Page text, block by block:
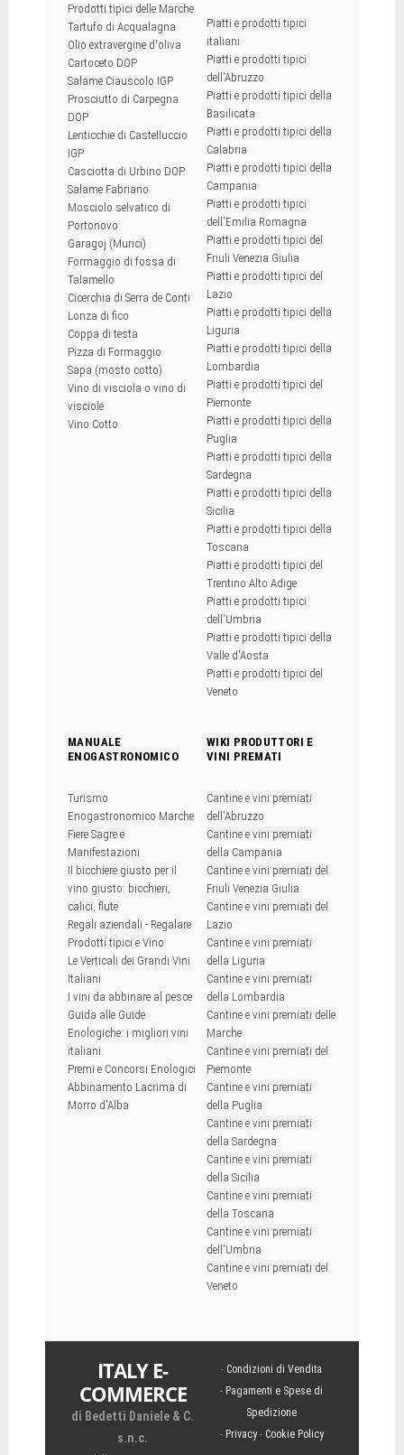
Prodotti tipici delle Marche
Tartufo di Acqualagna
Olio extravergine d'oliva
Cartoceto DOP
Salame Ciauscolo IGP
Prosciutto di Carpegna
DOP
Lenticchie di Castelluccio
IGP
Casciotta di Urbino DOP
Salame Fabriano
Mosciolo selvatico di
Portonovo
Garagoj (Murici)
Formaggio di fossa di
Talamello
Cicerchia di Serra de Conti
Lonza di fico
Coppa di testa
Pizza di Formaggio
Sapa (mosto cotto)
Vino di visciola o vino di
visciole
Vino Cotto
Piatti e prodotti tipici
italiani
Piatti e prodotti tipici
dell'Abruzzo
Piatti e prodotti tipici della
Basilicata
Piatti e prodotti tipici della
Calabria
Piatti e prodotti tipici della
Campania
Piatti e prodotti tipici
dell'Emilia Romagna
Piatti e prodotti tipici del
Friuli Venezia Giulia
Piatti e prodotti tipici del
Lazio
Piatti e prodotti tipici della
Liguria
Piatti e prodotti tipici della
Lombardia
Piatti e prodotti tipici del
Piemonte
Piatti e prodotti tipici della
Puglia
Piatti e prodotti tipici della
Sardegna
Piatti e prodotti tipici della
Sicilia
Piatti e prodotti tipici della
Toscana
Piatti e prodotti tipici del
Trentino Alto Adige
Piatti e prodotti tipici
dell'Umbria
Piatti e prodotti tipici della
Valle d'Aosta
Piatti e prodotti tipici del
Veneto
MANUALE
ENOGASTRONOMICO
Turismo
Enogastronomico Marche
Fiere Sagre e
Manifestazioni
Il bicchiere giusto per il
vino giusto: bicchieri,
calici, flute
Regali aziendali - Regalare
Prodotti tipici e Vino
Le Verticali dei Grandi Vini
Italiani
I vini da abbinare al pesce
Guida alle Guide
Enologiche: i migliori vini
italiani
Premi e Concorsi Enologici
Abbinamento Lacrima di
Morro d'Alba
WIKI PRODUTTORI E
VINI PREMATI
Cantine e vini premiati
dell'Abruzzo
Cantine e vini premiati
della Campania
Cantine e vini premiati del
Friuli Venezia Giulia
Cantine e vini premiati del
Lazio
Cantine e vini premiati
della Liguria
Cantine e vini premiati
della Lombardia
Cantine e vini premiati delle
Marche
Cantine e vini premiati del
Piemonte
Cantine e vini premiati
della Puglia
Cantine e vini premiati
della Sardegna
Cantine e vini premiati
della Sicilia
Cantine e vini premiati
della Toscana
Cantine e vini premiati
dell'Umbria
Cantine e vini premiati del
Veneto
ITALY E-
COMMERCE
di Bedetti Daniele & C.
s.n.c.
- Condizioni di Vendita
- Pagamenti e Spese di
Spedizione
- Privacy- Cookie Policy